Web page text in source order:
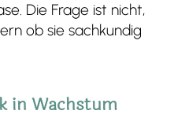
Die Frage ist nicht,
ob sie sachkundig
in Wachstum